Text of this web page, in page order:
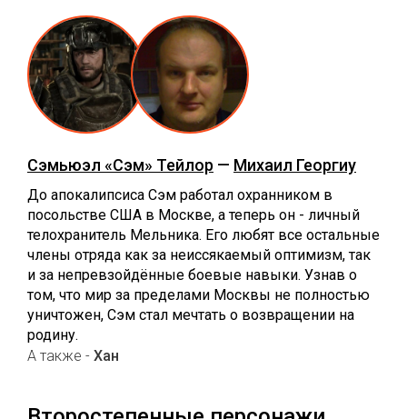
Сэмьюэл «Сэм» Тейлор — Михаил Георгиу
До апокалипсиса Сэм работал охранником в
посольстве США в Москве, а теперь он - личный
телохранитель Мельника. Его любят все остальные
члены отряда как за неиссякаемый оптимизм, так
и за непревзойдённые боевые навыки. Узнав о
том, что мир за пределами Москвы не полностью
уничтожен, Сэм стал мечтать о возвращении на
родину.
А также - Хан